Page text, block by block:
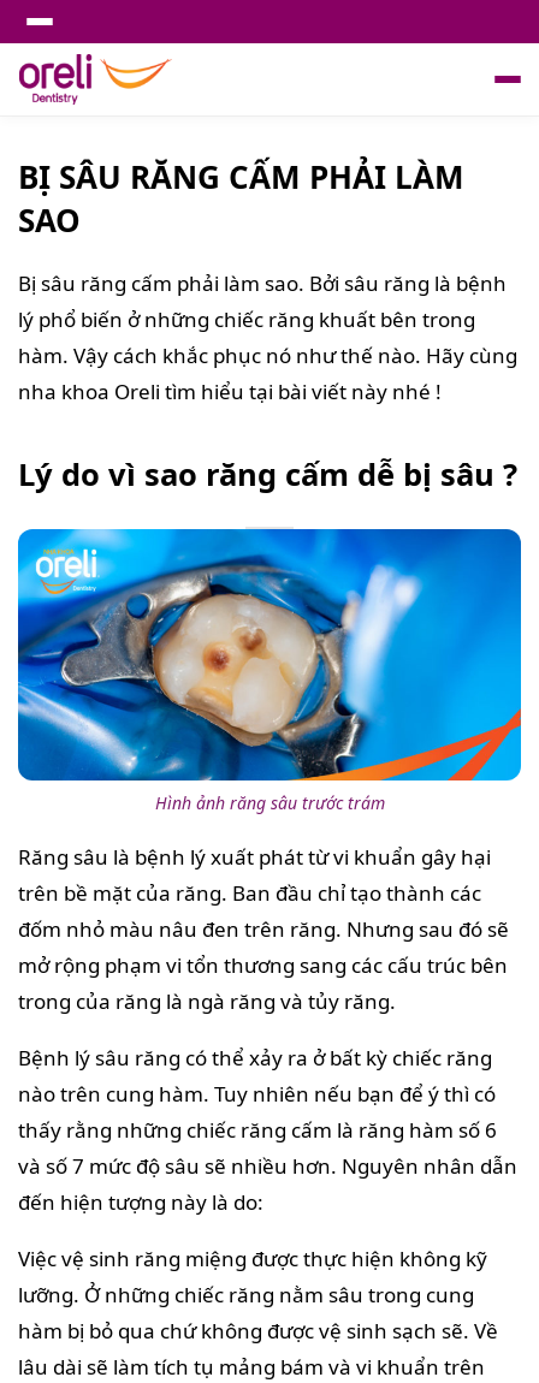
BỊ SÂU RĂNG CẤM PHẢI LÀM
SAO
Bị sâu răng cấm phải làm sao. Bởi sâu răng là bệnh
lý phổ biến ở những chiếc răng khuất bên trong
hàm. Vậy cách khắc phục nó như thế nào. Hãy cùng
nha khoa Oreli tìm hiểu tại bài viết này nhé !
Lý do vì sao răng cấm dễ bị sâu ?
Hình ảnh răng sâu trước trám
Răng sâu là bệnh lý xuất phát từ vi khuẩn gây hại
trên bề mặt của răng. Ban đầu chỉ tạo thành các
đốm nhỏ màu nâu đen trên răng. Nhưng sau đó sẽ
mở rộng phạm vi tổn thương sang các cấu trúc bên
trong của răng là ngà răng và tủy răng.
Bệnh lý sâu răng có thể xảy ra ở bất kỳ chiếc răng
nào trên cung hàm. Tuy nhiên nếu bạn để ý thì có
thấy rằng những chiếc răng cấm là răng hàm số 6
và số 7 mức độ sâu sẽ nhiều hơn. Nguyên nhân dẫn
đến hiện tượng này là do:
Việc vệ sinh răng miệng được thực hiện không kỹ
lưỡng. Ở những chiếc răng nằm sâu trong cung
hàm bị bỏ qua chứ không được vệ sinh sạch sẽ. Về
lâu dài sẽ làm tích tụ mảng bám và vi khuẩn trên